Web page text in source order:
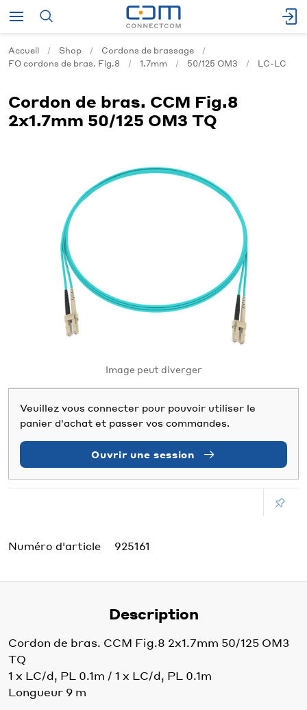
Accueil Shop
Cordons de brassage
FO cordons de bras. Fig.8
1.7mm 50/125 OM3 LC-LC
Cordon de bras. CCM Fig.8
2x1.7mm 50/125 OM3 TQ
Image peut diverger
Veuillez vous connecter pour pouvoir utiliser le
panier d'achat et passer vos commandes.
Ouvrir une session
Numéro d'article 925161
Description
Cordon de bras. CCM Fig.8 2x1.7mm 50/125 OM3
TQ
1 x LC/d, PL 0.1m / 1 x LC/d, PL 0.1m
Longueur 9 m